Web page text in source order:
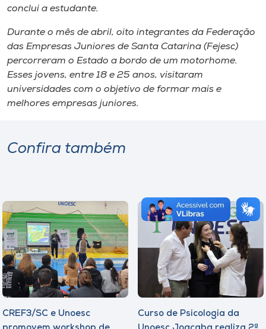
conclui a estudante.
Durante o mês de abril, oito integrantes da Federação
das Empresas Juniores de Santa Catarina (Fejesc)
percorreram o Estado a bordo de um motorhome.
Esses jovens, entre 18 e 25 anos, visitaram
universidades com o objetivo de formar mais e
melhores empresas juniores.
Confira também
CREF3/SC e Unoesc
Curso de Psicologia da